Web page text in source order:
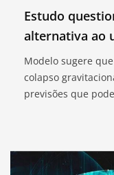
Estudo
alternativa ao
Modelo sugere
colapso
previsões que